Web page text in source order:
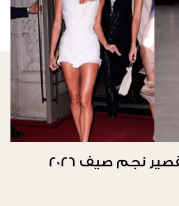
نجم صيف 2026